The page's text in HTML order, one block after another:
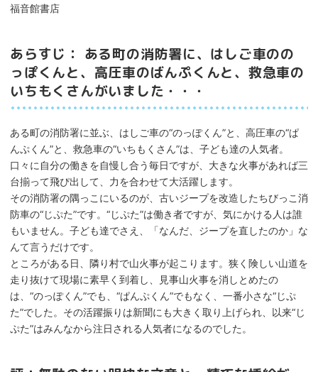
福音館書店
あらすじ： ある町の消防署に、はしご車のの
っぽくんと、高圧車のばんぷくんと、救急車の
いちもくさんがいました・・・
ある町の消防署に並ぶ、はしご車の“のっぽくん”と、高圧車の“ぱ
んぷくん”と、救急車の“いちもくさん”は、子ども達の人気者。
口々に自分の働きを自慢し合う毎日ですが、大きな火事があれば三
台揃って飛ぴ出して、力を合わせて大活躍します。
その消防署の隅っこにいるのが、古いジープを改造したちびっこ消
防車の“じぷた”です。“じぷた”は働き者ですが、気にかける人は誰
もいません。子ども達でさえ、「なんだ、ジープを直したのか」な
んて言うだけです。
ところがある日、隣り村で山火事が起こります。狭く険しい山道を
走り抜けて現場に素早く到着し、見事山火事を消しとめたの
は、“のっぽくん”でも、“ぱんぷくん”でもなく、一番小さな“じぷ
た”でした。その活躍振りは新聞にも大きく取り上げられ、以来“じ
ぷた”はみんなから注日される人気者になるのでした。